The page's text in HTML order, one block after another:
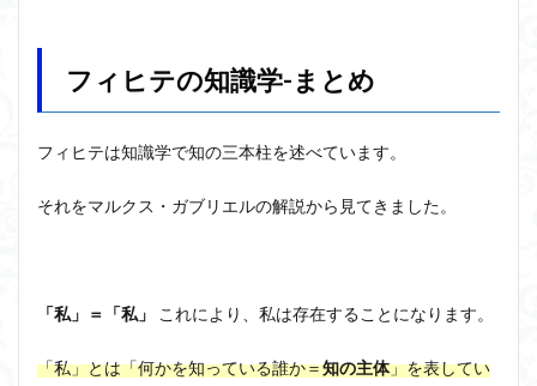
フィヒテの知識学-まとめ
フィヒテは知識学で知の三本柱を述べています。
それをマルクス・ガブリエルの解説から見てきました。
「私」＝「私」 これにより、私は存在することになります。
「私」とは「何かを知っている誰か＝知の主体」を表してい